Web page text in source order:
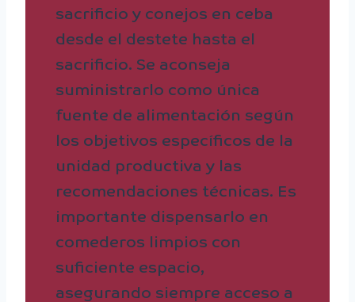
sacrificio y conejos en ceba
desde el destete hasta el
sacrificio. Se aconseja
suministrarlo como única
fuente de alimentación según
los objetivos específicos de la
unidad productiva y las
recomendaciones técnicas. Es
importante dispensarlo en
comederos limpios con
suficiente espacio,
asegurando siempre acceso a